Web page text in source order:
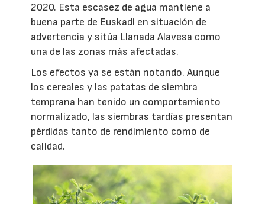
2020. Esta escasez de agua mantiene a
buena parte de Euskadi en situación de
advertencia y sitúa Llanada Alavesa como
una de las zonas más afectadas.
Los efectos ya se están notando. Aunque
los cereales y las patatas de siembra
temprana han tenido un comportamiento
normalizado, las siembras tardías presentan
pérdidas tanto de rendimiento como de
calidad.